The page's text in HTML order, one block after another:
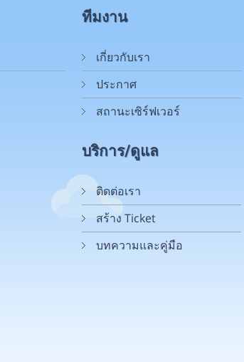
ทีมงาน
เกี่ยวกับเรา
ประกาศ
สถานะเซิร์ฟเวอร์
บริการ/ดูแล
ติดต่อเรา
สร้าง Ticket
บทความและคู่มือ